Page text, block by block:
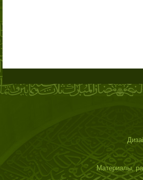
Материалы,